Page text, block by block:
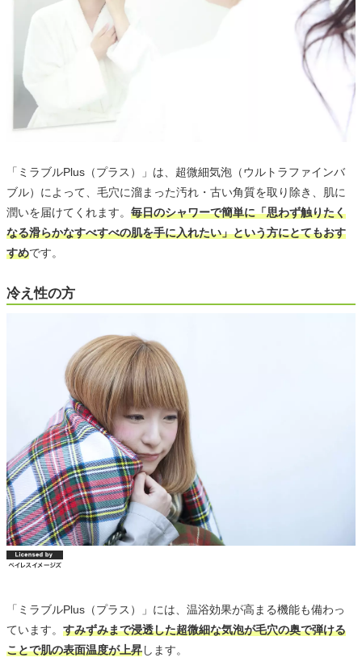
「ミラブルPlus（プラス）」は、超微細気泡（ウルトラファインバ
ブル）によって、毛穴に溜まった汚れ・古い角質を取り除き、肌に
潤いを届けてくれます。 毎日のシャワーで簡単に「思わず触りたく
なる滑らかなすべすべの肌を手に入れたい」という方にとてもおす
すめです。
冷え性の方
「ミラブルPlus（プラス）」には、温浴効果が高まる機能も備わっ
ています。 すみずみまで浸透した超微細な気泡が毛穴の奥で弾ける
ことで肌の表面温度が上昇します。